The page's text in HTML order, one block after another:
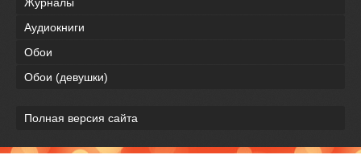
Аудиокниги
Обои
Обои (девушки)
Полная версия сайта